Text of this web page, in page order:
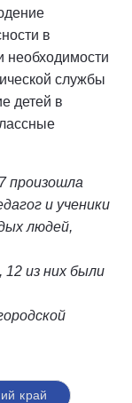
в
необходимости
службы
детей в
произошла
и ученики
людей,
12 из них были
край